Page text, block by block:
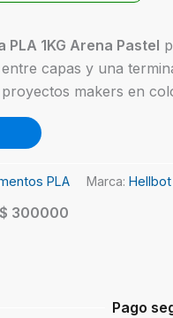
1KG Arena Pastel
capas y una
makers en
PLA Marca: Hellbot
300000
Pago